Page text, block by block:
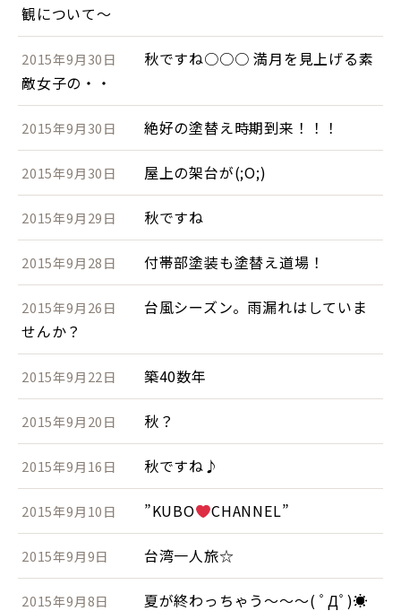
観について～
2015年9月30日
秋ですね○○○ 満月を見上げる素
敵女子の・・
2015年9月30日 絶好の塗替え時期到来！！！
2015年9月30日 屋上の架台が(;O;)
2015年9月29日 秋ですね
2015年9月28日 付帯部塗装も塗替え道場！
2015年9月26日
台風シーズン。雨漏れはしていま
せんか？
2015年9月22日 築40数年
2015年9月20日 秋？
2015年9月16日 秋ですね♪
2015年9月10日 ”KUBO CHANNEL”
2015年9月9日 台湾一人旅☆
2015年9月8日 夏が終わっちゃう～～～( ﾟДﾟ)☀